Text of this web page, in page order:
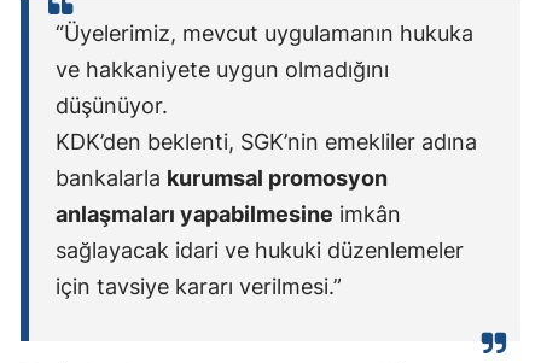
“Üyelerimiz, mevcut uygulamanın hukuka
ve hakkaniyete uygun olmadığını
düşünüyor.
KDK’den beklenti, SGK’nin emekliler adına
bankalarla kurumsal promosyon
anlaşmaları yapabilmesine imkân
sağlayacak idari ve hukuki düzenlemeler
için tavsiye kararı verilmesi.”